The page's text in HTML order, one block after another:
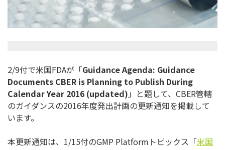
2/9付で米国FDAが「Guidance Agenda: Guidance
Documents CBER is Planning to Publish During
Calendar Year 2016 (updated) 」と題して、CBER管轄
のガイダンスの2016年度発出計画の更新通知を掲載して
います。
本更新通知は、1/15付のGMP Platformトピックス「米国